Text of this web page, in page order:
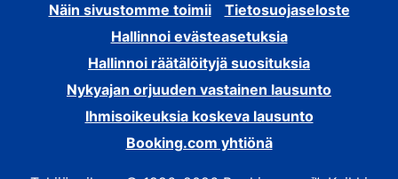
Näin sivustomme toimii
Tietosuojaseloste
Hallinnoi evästeasetuksia
Hallinnoi räätälöityjä suosituksia
Nykyajan orjuuden vastainen lausunto
Ihmisoikeuksia koskeva lausunto
Booking.com yhtiönä